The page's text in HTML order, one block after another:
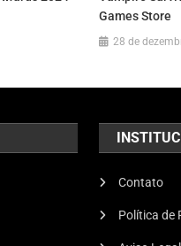
Games Store
28 de
Contato
Política de